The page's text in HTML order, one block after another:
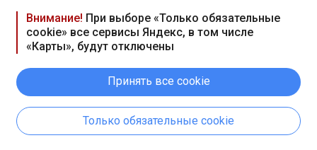
Внимание! При выборе «Только обязательные
cookie» все сервисы Яндекс, в том числе
«Карты», будут отключены
Принять все cookie
Только обязательные cookie
Praca.by © 2000—2026, ООО «ПРАЦА БАЙ»
Республика Беларусь, 220114, г. Минск, пр-т Независимости
117а, пом. № 9.
вых. дн. — сб., вс.
Режим работы сайта — круглосуточно. E-mail ООО «ПРАЦА
БАЙ» editor@praca.by